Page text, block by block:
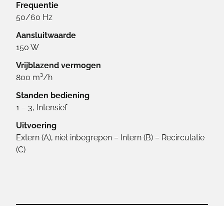
Frequentie
50/60 Hz
Aansluitwaarde
150 W
Vrijblazend vermogen
800 m³/h
Standen bediening
1 – 3, Intensief
Uitvoering
Extern (A), niet inbegrepen – Intern (B) – Recirculatie
(C)